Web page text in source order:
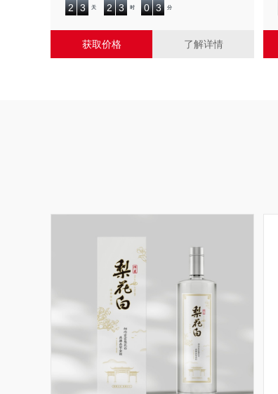
2 3
天
2 3
时
0 3
分
获取价格 了解详情